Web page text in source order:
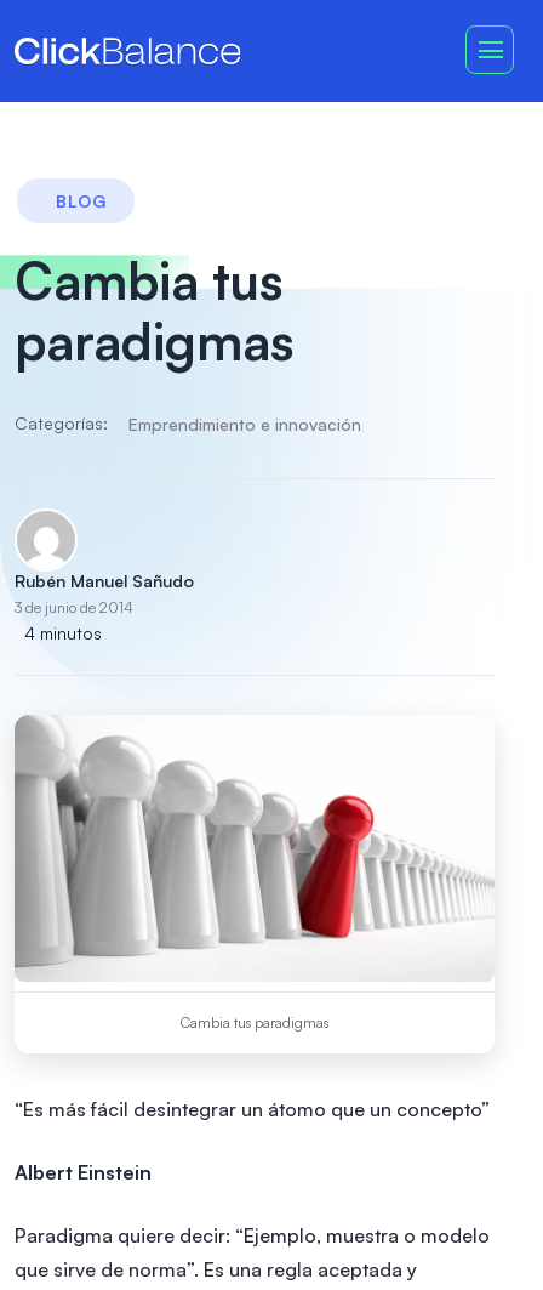
BLOG
Cambia tus
paradigmas
Categorías: Emprendimiento e innovación
Rubén Manuel Sañudo
3 de junio de 2014
4 minutos
Cambia tus paradigmas
“Es más fácil desintegrar un átomo que un concepto”
Albert Einstein
Paradigma quiere decir: “Ejemplo, muestra o modelo
que sirve de norma”. Es una regla aceptada y